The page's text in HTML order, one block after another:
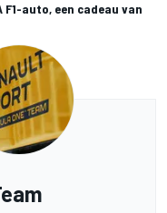
F1-auto, een cadeau van